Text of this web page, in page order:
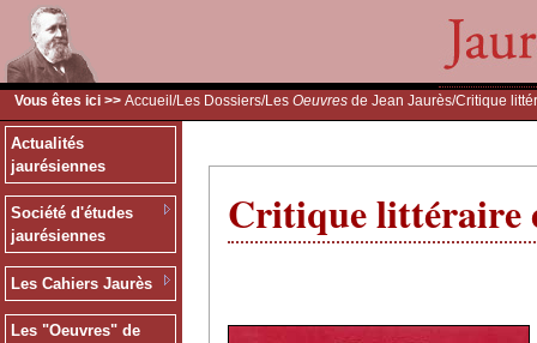
Vous êtes ici >> Accueil /Les Dossiers/Les Oeuvres de Jean Jaurès/Critique
Actualités
jaurésiennes
Société d'études
jaurésiennes
Les Cahiers Jaurès
Les "Oeuvres" de
Critique littéraire